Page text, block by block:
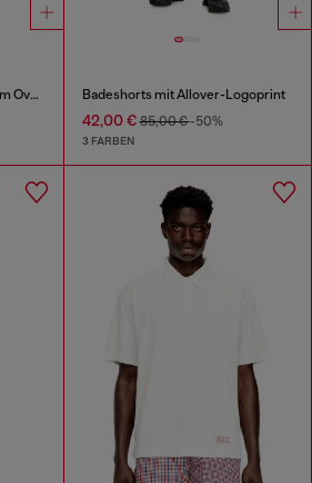
Badeshorts mit metallischem Oval D Logo Badeshorts mit Allover-Logoprint
42,00 €85,00 €-50%
3 FARBEN